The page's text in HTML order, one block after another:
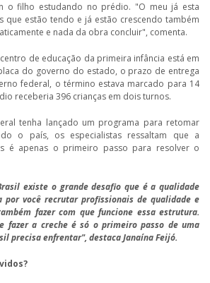
o filho estudando no prédio. "O meu já esta
que estão tendo e já estão crescendo também
e nada da obra concluir", comenta.
de educação da primeira infância está em
do governo do estado, o prazo de entrega
federal, o término estava marcado para 14
receberia 396 crianças em dois turnos.
tenha lançado um programa para retomar
o país, os especialistas ressaltam que a
é apenas o primeiro passo para resolver o
existe o grande desafio que é a qualidade
por você recrutar profissionais de qualidade e
fazer com que funcione essa estrutura.
fazer a creche é só o primeiro passo de uma
precisa enfrentar", destaca Janaína Feijó.